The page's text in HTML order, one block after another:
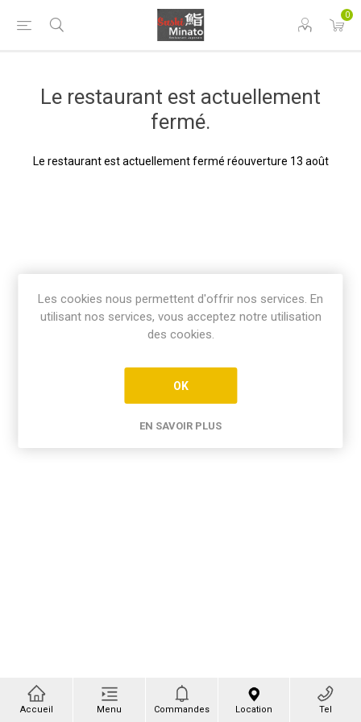
0
Le restaurant est actuellement
fermé.
Le restaurant est actuellement fermé réouverture 13 août
Accueil Menu Commandes Location Tel
Les cookies nous permettent d'offrir nos services. En
utilisant nos services, vous acceptez notre utilisation
des cookies.
OK
EN SAVOIR PLUS